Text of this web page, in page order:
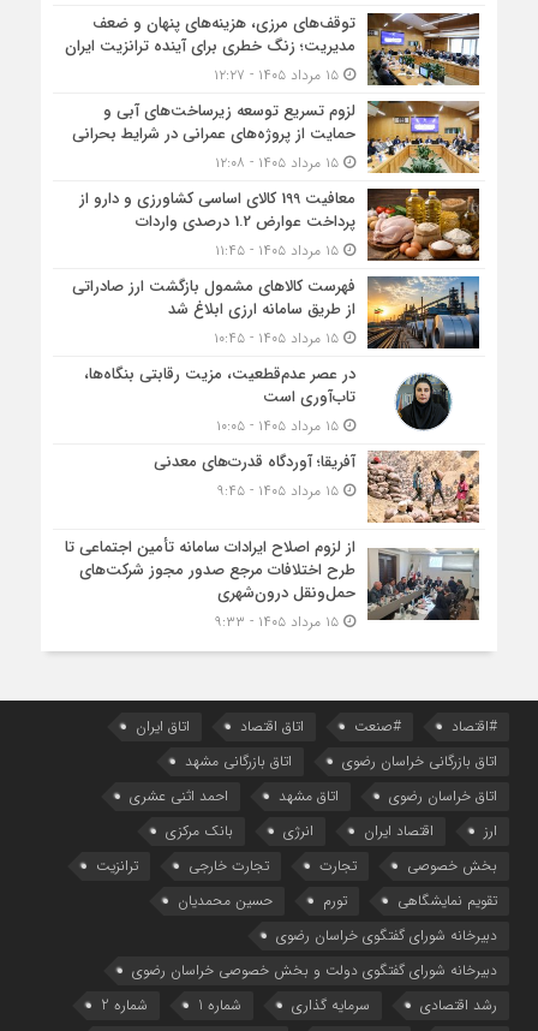
توقف‌های مرزی، هزینه‌های پنهان و ضعف
مدیریت؛ زنگ خطری برای آینده ترانزیت ایران
۱۵ مرداد ۱۴۰۵ - ۱۲:۲۷
لزوم تسریع توسعه زیرساخت‌های آبی و
حمایت از پروژه‌های عمرانی در شرایط بحرانی
۱۵ مرداد ۱۴۰۵ - ۱۲:۰۸
معافیت 199 کالای اساسی کشاورزی و دارو از
پرداخت عوارض 1.2 درصدی واردات
۱۵ مرداد ۱۴۰۵ - ۱۱:۴۵
فهرست کالاهای مشمول بازگشت ارز صادراتی
از طریق سامانه ارزی ابلاغ شد
۱۵ مرداد ۱۴۰۵ - ۱۰:۴۵
در عصر عدم‌قطعیت، مزیت رقابتی بنگاه‌ها،
تاب‌آوری است
۱۵ مرداد ۱۴۰۵ - ۱۰:۰۵
آفریقا؛ آوردگاه قدرت‌های معدنی
۱۵ مرداد ۱۴۰۵ - ۹:۴۵
از لزوم اصلاح ایرادات سامانه تأمین اجتماعی تا
طرح اختلافات مرجع صدور مجوز شرکت‌های
حمل‌ونقل درون‌شهری
۱۵ مرداد ۱۴۰۵ - ۹:۳۳
#اقتصاد #صنعت اتاق اقتصاد
اتاق ایران
اتاق بازرگانی خراسان رضوی
اتاق بازرگانی مشهد
اتاق خراسان رضوی
اتاق مشهد
احمد اثنی عشری
ارز
اقتصاد ایران انرژی
بانک مرکزی
بخش خصوصی
تجارت تجارت خارجی
ترانزیت
تقویم نمایشگاهی
تورم
حسین محمدیان
دبیرخانه شورای گفتگوی خراسان رضوی
دبیرخانه شورای گفتگوی دولت و بخش خصوصی خراسان رضوی
رشد اقتصادی
سرمایه گذاری شماره 1
شماره 2